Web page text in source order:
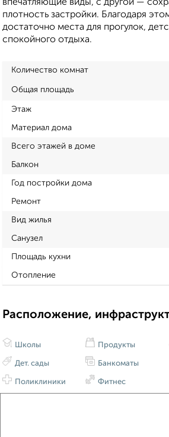
впечатляющие виды, с другой —
плотность застройки. Благодаря
достаточно места для прогулок,
спокойного отдыха.
Количество комнат
Общая площадь
Этаж
Материал дома
Всего этажей в доме
Балкон
Год постройки дома
Ремонт
Вид жилья
Санузел
Площадь кухни
Отопление
Расположение,
Школы
Дет. сады
Поликлиники
Продукты
Банкоматы
Фитнес